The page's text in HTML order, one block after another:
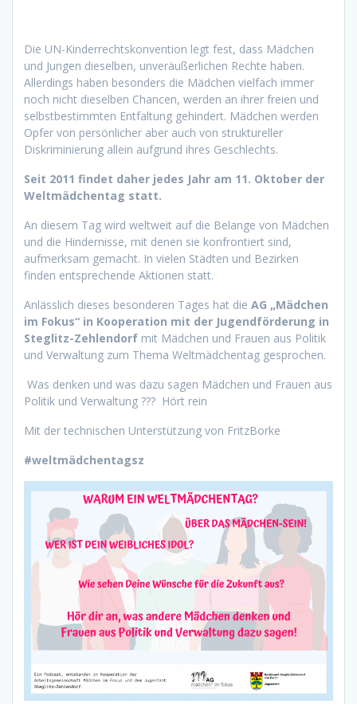
Die UN-Kinderrechtskonvention legt fest, dass Mädchen
und Jungen dieselben, unveräußerlichen Rechte haben.
Allerdings haben besonders die Mädchen vielfach immer
noch nicht dieselben Chancen, werden an ihrer freien und
selbstbestimmten Entfaltung gehindert. Mädchen werden
Opfer von persönlicher aber auch von struktureller
Diskriminierung allein aufgrund ihres Geschlechts.
Seit 2011 findet daher jedes Jahr am 11. Oktober der
Weltmädchentag statt.
An diesem Tag wird weltweit auf die Belange von Mädchen
und die Hindernisse, mit denen sie konfrontiert sind,
aufmerksam gemacht. In vielen Städten und Bezirken
finden entsprechende Aktionen statt.
Anlässlich dieses besonderen Tages hat die AG „Mädchen
im Fokus“ in Kooperation mit der Jugendförderung in
Steglitz-Zehlendorf mit Mädchen und Frauen aus Politik
und Verwaltung zum Thema Weltmädchentag gesprochen.
Was denken und was dazu sagen Mädchen und Frauen aus
Politik und Verwaltung ??? Hört rein
Mit der technischen Unterstützung von FritzBorke
#weltmädchentagsz